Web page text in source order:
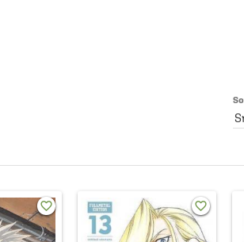
favorite_border favorite_border